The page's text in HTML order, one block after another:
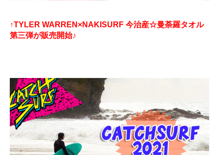
↑TYLER WARREN×NAKISURF 今治産☆曼荼羅タオル
第三弾が販売開始♪